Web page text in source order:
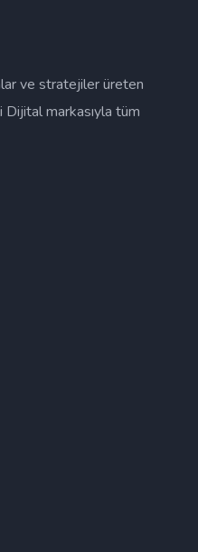
ve stratejiler üreten
Dijital markasıyla tüm